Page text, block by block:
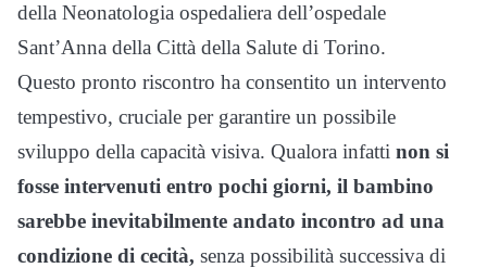
della Neonatologia ospedaliera dell’ospedale
Sant’Anna della Città della Salute di Torino.
Questo pronto riscontro ha consentito un intervento
tempestivo, cruciale per garantire un possibile
sviluppo della capacità visiva. Qualora infatti non si
fosse intervenuti entro pochi giorni, il bambino
sarebbe inevitabilmente andato incontro ad una
condizione di cecità, senza possibilità successiva di